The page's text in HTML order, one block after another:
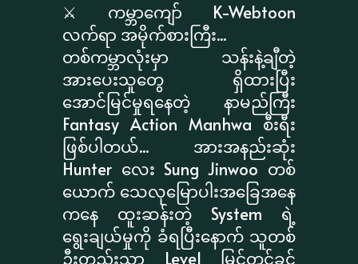
⚔️ ကမ္ဘာကျော် K-Webtoon
လက်ရာ အမိုက်စားကြီး...
တစ်ကမ္ဘာလုံးမှာ သန်းနဲ့ချီတဲ့
အားပေးသူတွေ ရှိထားပြီး
အောင်မြင်မှုရနေတဲ့ နာမည်ကြီး
Fantasy Action Manhwa စီးရီး
ဖြစ်ပါတယ်... အားအနည်းဆုံး
Hunter လေး Sung Jinwoo တစ်
ယောက် သေလုမြောပါးအခြေအနေ
ကနေ ထူးဆန်းတဲ့ System ရဲ့
ရွေးချယ်မှုကို ခံရပြီးနောက် သူတစ်
ဦးတည်းသာ Level မြှင့်တင်ခွင့်